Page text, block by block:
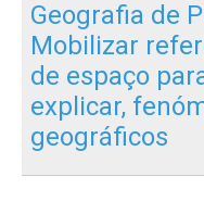
Geografia de
Mobilizar
de espaço
explicar,
geográficos